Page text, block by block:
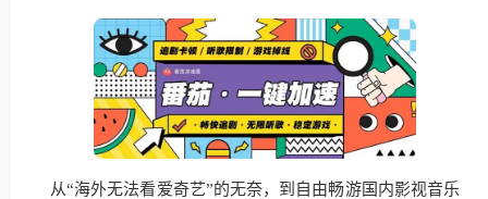
从“海外无法看爱奇艺”的无奈，到自由畅游国内影视音乐